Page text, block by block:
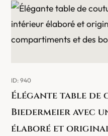
ID: 940
Élégante table de
Biedermeier avec
élaboré et original